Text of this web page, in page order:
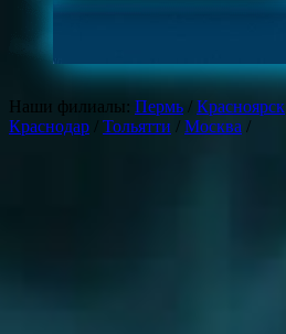
Железнодорожный
Жуковский
Зарайск
Наши филиалы: Пермь / Красноярск
Краснодар
Тольятти / Москва /